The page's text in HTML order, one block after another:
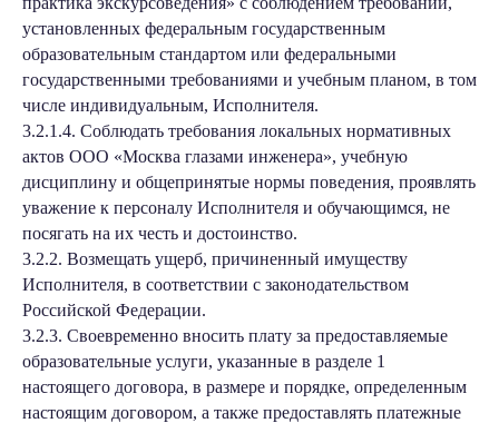
установленных федеральным государственным
образовательным стандартом или федеральными
государственными требованиями и учебным планом, в том
числе индивидуальным, Исполнителя.
3.2.1.4. Соблюдать требования локальных нормативных
актов ООО «Москва глазами инженера», учебную
дисциплину и общепринятые нормы поведения, проявлять
уважение к персоналу Исполнителя и обучающимся, не
посягать на их честь и достоинство.
3.2.2. Возмещать ущерб, причиненный имуществу
Исполнителя, в соответствии с законодательством
Российской Федерации.
3.2.3. Своевременно вносить плату за предоставляемые
образовательные услуги, указанные в разделе 1
настоящего договора, в размере и порядке, определенным
настоящим договором, а также предоставлять платежные